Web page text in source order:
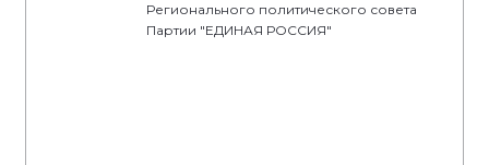
Регионального политического совета
Партии "ЕДИНАЯ РОССИЯ"